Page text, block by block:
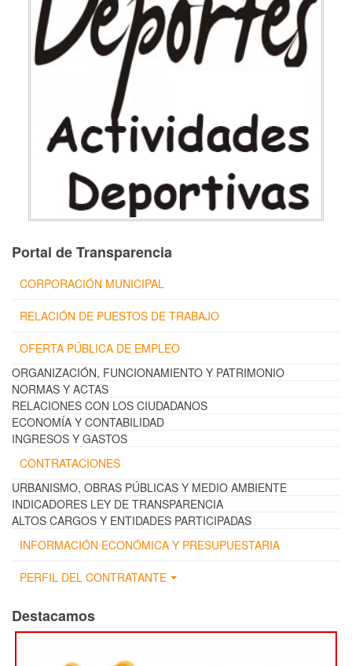
Portal de Transparencia
CORPORACIÓN MUNICIPAL
RELACIÓN DE PUESTOS DE TRABAJO
OFERTA PÚBLICA DE EMPLEO
ORGANIZACIÓN, FUNCIONAMIENTO Y PATRIMONIO
NORMAS Y ACTAS
RELACIONES CON LOS CIUDADANOS
ECONOMÍA Y CONTABILIDAD
INGRESOS Y GASTOS
CONTRATACIONES
URBANISMO, OBRAS PÚBLICAS Y MEDIO AMBIENTE
INDICADORES LEY DE TRANSPARENCIA
ALTOS CARGOS Y ENTIDADES PARTICIPADAS
INFORMACIÓN ECONÓMICA Y PRESUPUESTARIA
PERFIL DEL CONTRATANTE
Destacamos